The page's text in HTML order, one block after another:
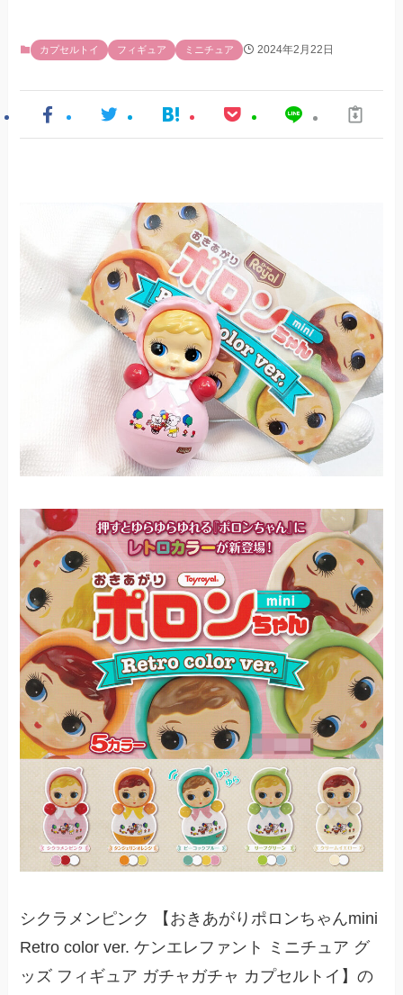
カプセルトイ フィギュア ミニチュア 2024年2月22日
シクラメンピンク 【おきあがりポロンちゃんmini
Retro color ver. ケンエレファント ミニチュア グ
ッズ フィギュア ガチャガチャ カプセルトイ】の